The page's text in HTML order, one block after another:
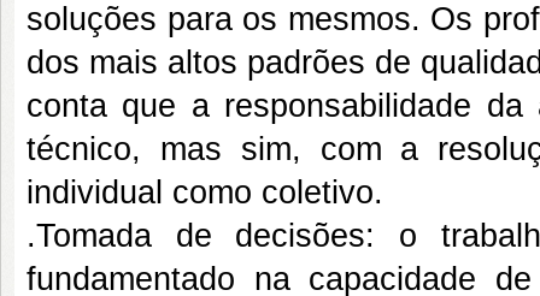
soluções para os mesmos. Os
dos mais altos padrões de
conta que a responsabilidade
técnico, mas sim, com a
individual como coletivo.
.Tomada de decisões: o
fundamentado na capacidade